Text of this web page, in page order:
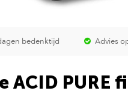
bedenktijd Advies
ACID PURE